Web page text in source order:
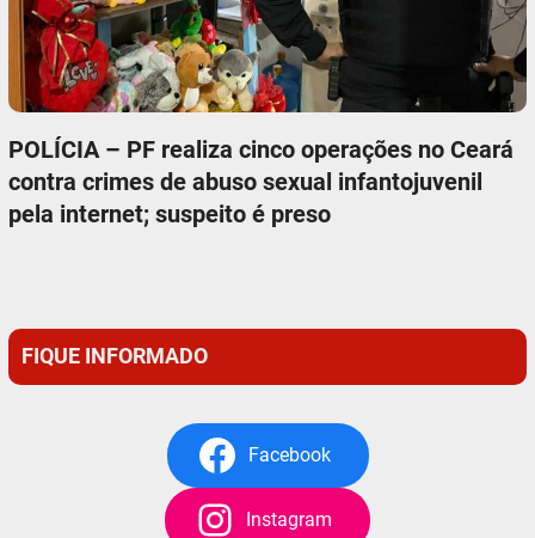
POLÍCIA – PF realiza cinco operações no Ceará
contra crimes de abuso sexual infantojuvenil
pela internet; suspeito é preso
FIQUE INFORMADO
Facebook
Instagram